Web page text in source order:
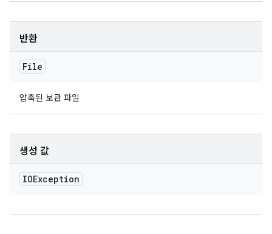
반환
File
압축된 보관 파일
생성 값
IOException